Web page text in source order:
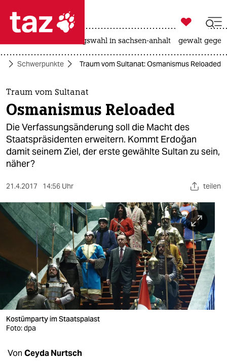
 taz zahl ich
taz zahl ich
themen
politik
öko
gesellschaft
kultur
sport
berlin
wahrheit
verlag
verlag
shop

taz zahl ich
landtagswahl in sachsen-anhalt gewalt
Schwerpunkte Traum vom Sultanat: Osmanismus Reloaded
Traum vom Sultanat
Osmanismus Reloaded
Die Verfassungsänderung soll die Macht des
Staatspräsidenten erweitern. Kommt Erdoğan
damit seinem Ziel, der erste gewählte Sultan zu sein,
näher?
21.4.2017 14:56 Uhr teilen
Kostümparty im Staatspalast
Foto: dpa
Von Ceyda Nurtsch